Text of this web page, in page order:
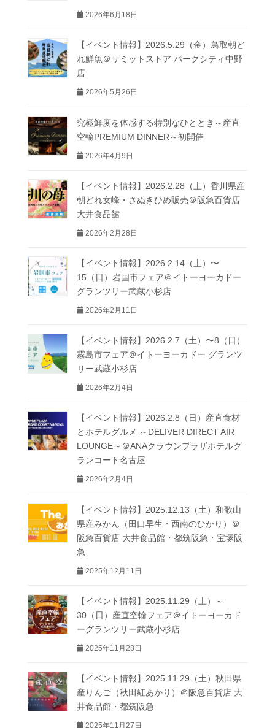
2026年6月18日
【イベント情報】2026.5.29（金）鳥取朝ど
れ鮮魚＠サミットストア パークシティ中野
店
2026年5月26日
究極鮮度を体感する特別なひととき～産直
空輸PREMIUM DINNER～初開催
2026年4月9日
【イベント情報】2026.2.28（土）香川県産
朝どれ女峰・さぬきひめ販売＠阪急百貨店
大井食品館
2026年2月28日
【イベント情報】2026.2.14（土）〜
15（日）岩国市フェア＠イトーヨーカドー
グランツリー武蔵小杉店
2026年2月11日
【イベント情報】2026.2.7（土）〜8（日）
霧島市フェア＠イトーヨーカドー グランツ
リー武蔵小杉店
2026年2月4日
【イベント情報】2026.2.8（日）産直食材
とホテルグルメ ～DELIVER DIRECT AIR
LOUNGE～＠ANAクラウンプラザホテルグ
ランコート名古屋
2026年2月4日
【イベント情報】2025.12.13（土）和歌山
県産みかん（田口早生・西南のひかり）＠
阪急百貨店 大井食品館・都筑阪急・宝塚阪
急
2025年12月11日
【イベント情報】2025.11.29（土）～
30（日）産直空輸フェア＠イトーヨーカド
ーグランツリー武蔵小杉店
2025年11月28日
【イベント情報】2025.11.29（土）秋田県
産りんご（秋田紅あかり）＠阪急百貨店 大
井食品館・都筑阪急
2025年11月27日